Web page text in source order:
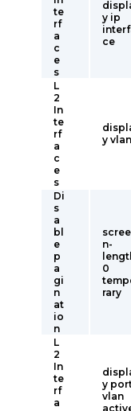
te
rf
a
c
e
s
y ip
ce
L
2
In
te
rf
a
c
e
s
y vlan
Di
s
a
bl
e
p
a
gi
n
at
io
n
scree
n-
0
rary
L
2
In
te
rf
a
y
vlan